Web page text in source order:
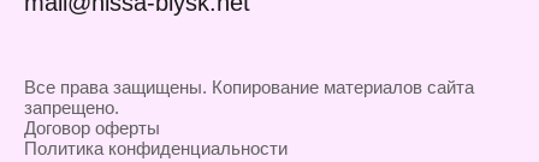
Все права защищены. Копирование материалов сайта
запрещено.
Договор оферты
Политика конфиденциальности